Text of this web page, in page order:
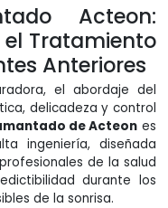
Acteon:
el Tratamiento
Anteriores
el abordaje del
delicadeza y control
de Acteon es
ingeniería, diseñada
de la salud
durante los
de la sonrisa.